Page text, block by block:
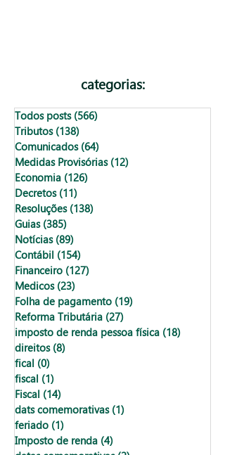
categorias:
Todos posts (566)
Tributos (138)
Comunicados (64)
Medidas Provisórias (12)
Economia (126)
Decretos (11)
Resoluções (138)
Guias (385)
Notícias (89)
Contábil (154)
Financeiro (127)
Medicos (23)
Folha de pagamento (19)
Reforma Tributária (27)
imposto de renda pessoa física (18)
direitos (8)
fical (0)
fiscal (1)
Fiscal (14)
dats comemorativas (1)
feriado (1)
Imposto de renda (4)